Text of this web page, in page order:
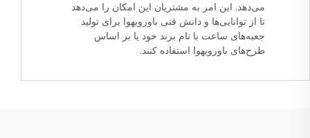
می‌دهد. این امر به مشتریان این امکان را می‌دهد
تا از توانایی‌ها و دانش فنی باورویهوا برای تولید
جعبه‌های ساعت با نام برند خود یا بر اساس
طرح‌های باورویهوا استفاده کنند.